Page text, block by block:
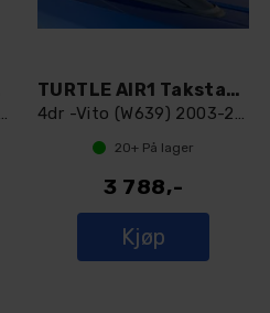
2006- M SPRINTER (L2H2/144" MWB
TURTLE AIR1 Takstativ - Åpen Rails
4dr -Vito (W639) 2003-2014
20+ På lager
3 788,-
Kjøp